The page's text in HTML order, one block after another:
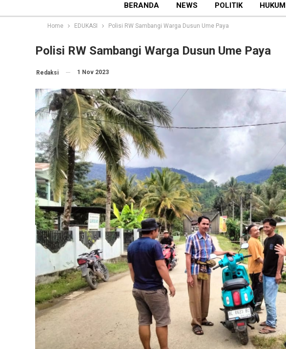
BERANDA NEWS POLITIK HUKUM
Home EDUKASI Polisi RW Sambangi Warga Dusun Ume Paya
Polisi RW Sambangi Warga Dusun Ume Paya
Redaksi 1 Nov 2023